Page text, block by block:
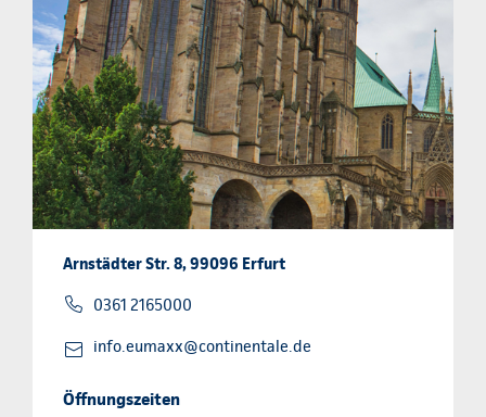
Arnstädter Str. 8, 99096 Erfurt
0361 2165000
info.eumaxx@continentale.de
Öffnungszeiten